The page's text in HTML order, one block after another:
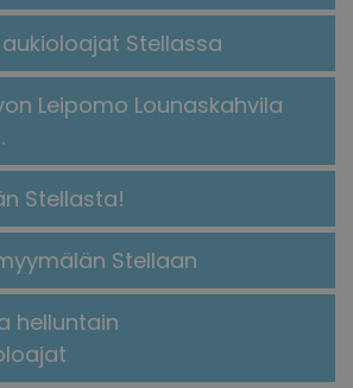
Stellassa
Leipomo Lounaskahvila
Stellasta!
Stellaan​
helluntain